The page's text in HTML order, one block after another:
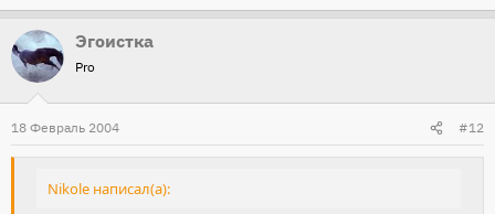
Эгоистка
Pro
18 Февраль 2004 #12
Nikole написал(а):